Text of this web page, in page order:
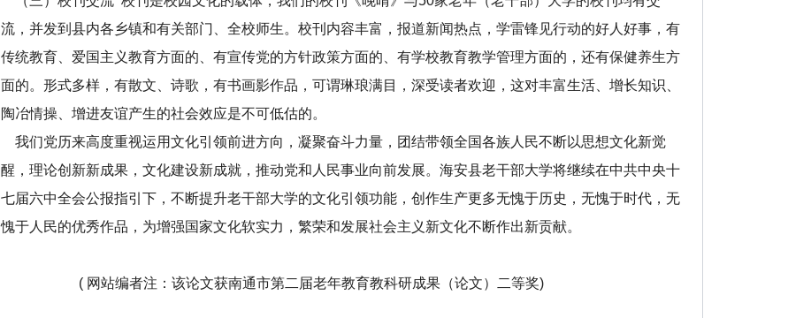
流，并发到县内各乡镇和有关部门、全校师生。校刊内容丰富，报道新闻热点，学雷锋见行动的好人好事，有
传统教育、爱国主义教育方面的、有宣传党的方针政策方面的、有学校教育教学管理方面的，还有保健养生方
面的。形式多样，有散文、诗歌，有书画影作品，可谓琳琅满目，深受读者欢迎，这对丰富生活、增长知识、
陶冶情操、增进友谊产生的社会效应是不可低估的。
我们党历来高度重视运用文化引领前进方向，凝聚奋斗力量，团结带领全国各族人民不断以思想文化新觉
醒，理论创新新成果，文化建设新成就，推动党和人民事业向前发展。海安县老干部大学将继续在中共中央十
七届六中全会公报指引下，不断提升老干部大学的文化引领功能，创作生产更多无愧于历史，无愧于时代，无
愧于人民的优秀作品，为增强国家文化软实力，繁荣和发展社会主义新文化不断作出新贡献。
( 网站编者注：该论文获南通市第二届老年教育教科研成果（论文）二等奖)